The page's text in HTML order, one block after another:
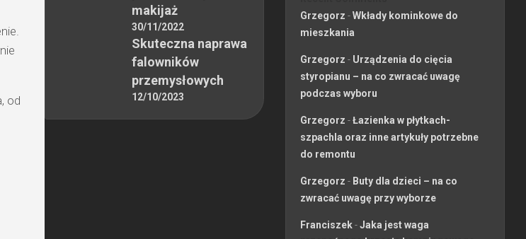
od
Grzegorz -Wkłady kominkowe do
mieszkania
Grzegorz - Urządzenia do cięcia
styropianu – na co zwracać uwagę
podczas wyboru
Grzegorz -Łazienka w płytkach-
szpachla oraz inne artykuły potrzebne
do remontu
Grzegorz - Buty dla dzieci – na co
zwracać uwagę przy wyborze
Franciszek-Jaka jest waga
makijaż
30/11/2022
Skuteczna naprawa
falowników
przemysłowych
12/10/2023